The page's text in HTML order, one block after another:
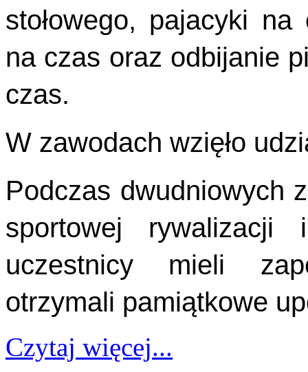
stołowego, pajacyki
na czas oraz odbijanie
czas.
W zawodach wzięło
Podczas dwudniowych
sportowej
uczestnicy mieli
otrzymali pamiątkowe
Czytaj więcej...